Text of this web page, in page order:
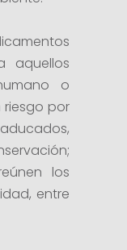
aquellos
o
riesgo por
los
entre